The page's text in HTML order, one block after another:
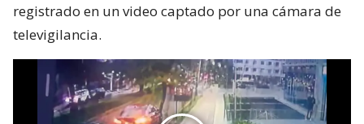
registrado en un video captado por una cámara de
televigilancia.